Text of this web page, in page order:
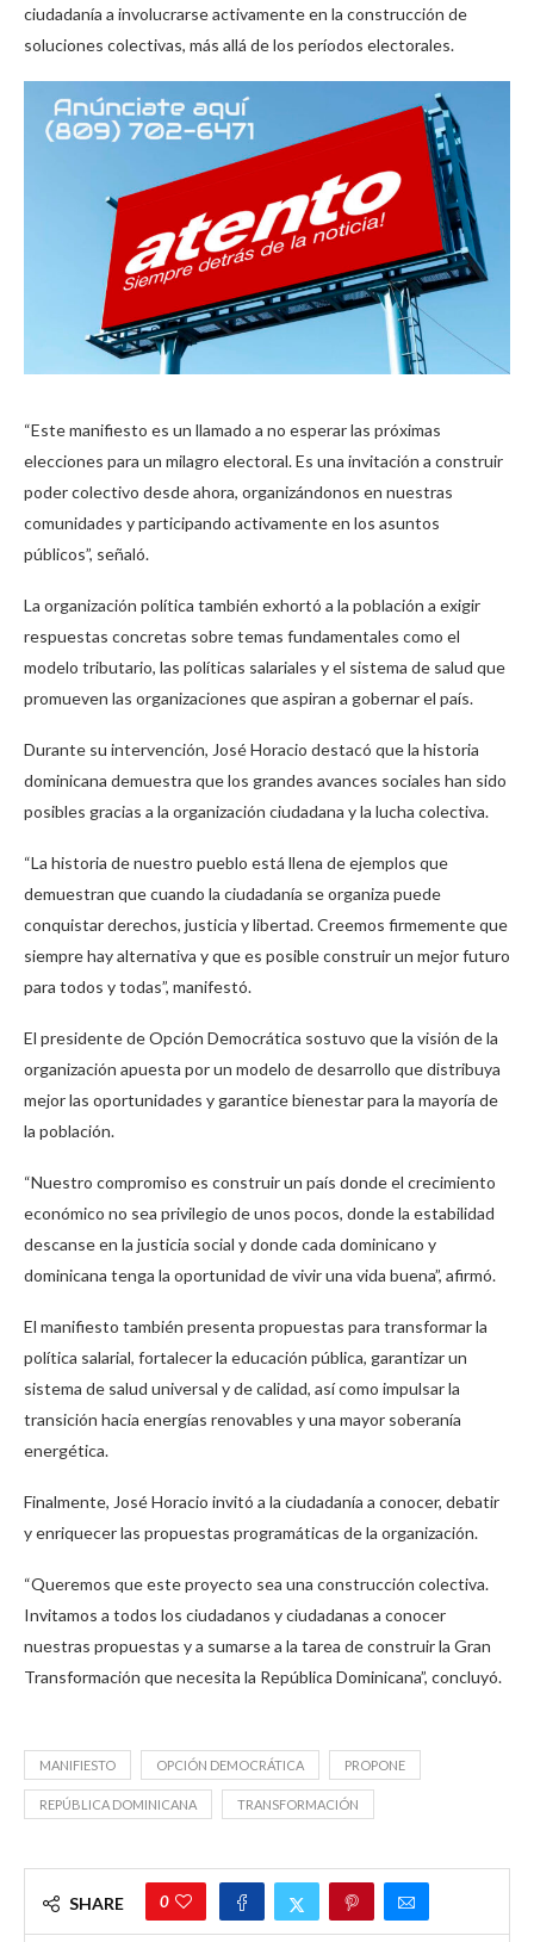
ciudadanía a involucrarse activamente en la construcción de
soluciones colectivas, más allá de los períodos electorales.
“Este manifiesto es un llamado a no esperar las próximas
elecciones para un milagro electoral. Es una invitación a construir
poder colectivo desde ahora, organizándonos en nuestras
comunidades y participando activamente en los asuntos
públicos”, señaló.
La organización política también exhortó a la población a exigir
respuestas concretas sobre temas fundamentales como el
modelo tributario, las políticas salariales y el sistema de salud que
promueven las organizaciones que aspiran a gobernar el país.
Durante su intervención, José Horacio destacó que la historia
dominicana demuestra que los grandes avances sociales han sido
posibles gracias a la organización ciudadana y la lucha colectiva.
“La historia de nuestro pueblo está llena de ejemplos que
demuestran que cuando la ciudadanía se organiza puede
conquistar derechos, justicia y libertad. Creemos firmemente que
siempre hay alternativa y que es posible construir un mejor futuro
para todos y todas”, manifestó.
El presidente de Opción Democrática sostuvo que la visión de la
organización apuesta por un modelo de desarrollo que distribuya
mejor las oportunidades y garantice bienestar para la mayoría de
la población.
“Nuestro compromiso es construir un país donde el crecimiento
económico no sea privilegio de unos pocos, donde la estabilidad
descanse en la justicia social y donde cada dominicano y
dominicana tenga la oportunidad de vivir una vida buena”, afirmó.
El manifiesto también presenta propuestas para transformar la
política salarial, fortalecer la educación pública, garantizar un
sistema de salud universal y de calidad, así como impulsar la
transición hacia energías renovables y una mayor soberanía
energética.
Finalmente, José Horacio invitó a la ciudadanía a conocer, debatir
y enriquecer las propuestas programáticas de la organización.
“Queremos que este proyecto sea una construcción colectiva.
Invitamos a todos los ciudadanos y ciudadanas a conocer
nuestras propuestas y a sumarse a la tarea de construir la Gran
Transformación que necesita la República Dominicana”, concluyó.
MANIFIESTO OPCIÓN DEMOCRÁTICA PROPONE
REPÚBLICA DOMINICANA TRANSFORMACIÓN
SHARE 0